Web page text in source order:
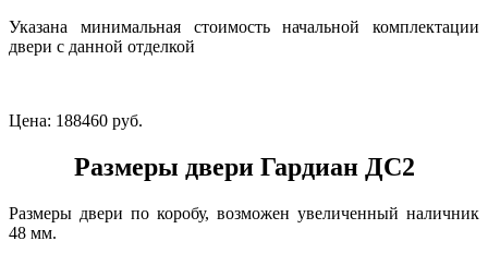
Указана минимальная стоимость начальной комплектации
двери с данной отделкой
Цена: 188460 руб.
Размеры двери Гардиан ДС2
Размеры двери по коробу, возможен увеличенный наличник
48 мм.